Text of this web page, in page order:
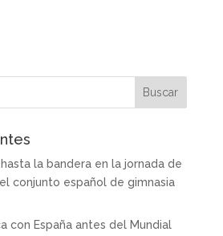
la bandera en la jornada de
conjunto español de gimnasia
con España antes del Mundial